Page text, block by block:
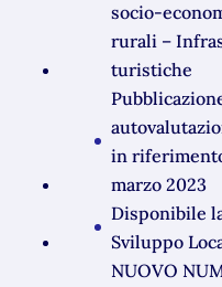
socio-
rurali –
turistiche
in
marzo 2023
Disponibile
Sviluppo
NUOVO